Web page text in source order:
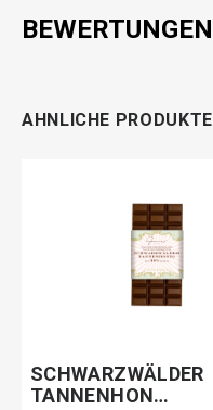
BEWERTUNGEN
AHNLICHE PRODUKTE
SCHWARZWÄLDER
TANNENHON…